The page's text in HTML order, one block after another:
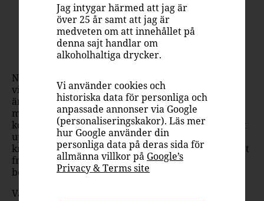
FläskLamm Nöt Ost
Smakrikt rött från
världsklassproducent
När man talar om Spaniens mest trendiga
vinregioner är det svårt att inte nämna Jumilla. Det
är härifrån vinerna på den smakrika druvan
monastrell som har erövrat vinkritiker och
konsumenter världen över. Nu finns möjligheten att
upptäcka nyheten GOSA Selection Monastrell för 89
kronor – den bäst prissatta flaskan på Systembolaget
från det trendiga området. Lägsta pris, men högsta
betyg!
Varför GOSA Selection Monastrell?
Jag intygar härmed att jag är
över 25 år samt att jag är
medveten om att innehållet på
denna sajt handlar om
alkoholhaltiga drycker.
Vi använder cookies och
historiska data för personliga och
anpassade annonser via Google
(personaliseringskakor). Läs mer
hur Google använder din
personliga data på deras sida för
allmänna villkor på Google’s
Privacy & Terms site